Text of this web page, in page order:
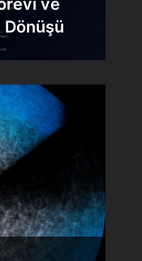
Dönüşü